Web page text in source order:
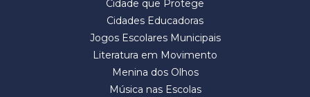
Cidade que Protege
Cidades Educadoras
Jogos Escolares Municipais
Literatura em Movimento
Menina dos Olhos
Música nas Escolas